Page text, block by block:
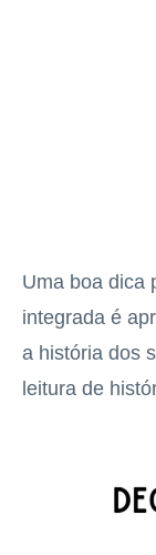
Uma boa dica
integrada é
a história dos
leitura de